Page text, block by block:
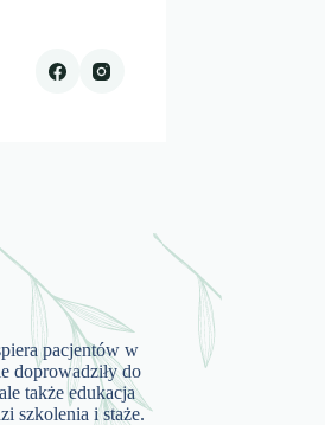
pacjentów w
doprowadziły do
także edukacja
szkolenia i staże.